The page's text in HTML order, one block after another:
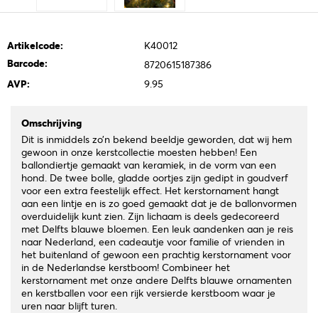
Artikelcode:
K40012
Barcode:
8720615187386
AVP:
9.95
Omschrijving
Dit is inmiddels zo’n bekend beeldje geworden, dat wij hem
gewoon in onze kerstcollectie moesten hebben! Een
ballondiertje gemaakt van keramiek, in de vorm van een
hond. De twee bolle, gladde oortjes zijn gedipt in goudverf
voor een extra feestelijk effect. Het kerstornament hangt
aan een lintje en is zo goed gemaakt dat je de ballonvormen
overduidelijk kunt zien. Zijn lichaam is deels gedecoreerd
met Delfts blauwe bloemen. Een leuk aandenken aan je reis
naar Nederland, een cadeautje voor familie of vrienden in
het buitenland of gewoon een prachtig kerstornament voor
in de Nederlandse kerstboom! Combineer het
kerstornament met onze andere Delfts blauwe ornamenten
en kerstballen voor een rijk versierde kerstboom waar je
uren naar blijft turen.